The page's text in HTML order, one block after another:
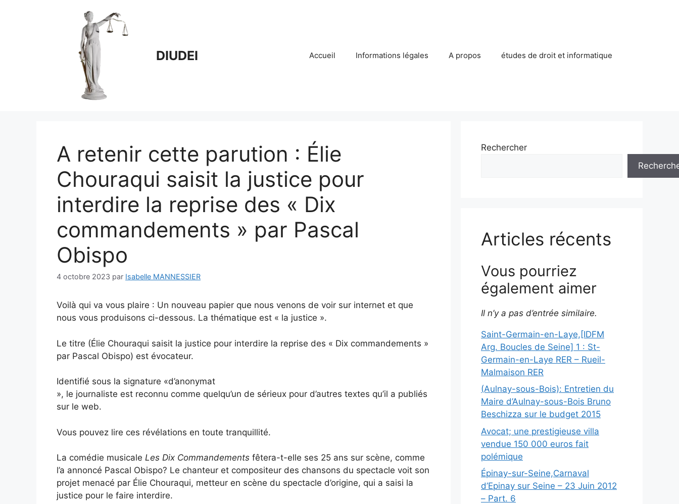
DIUDEI Accueil Informations légales A propos études de droit et informatique
A retenir cette parution : Élie
Chouraqui saisit la justice pour
interdire la reprise des « Dix
commandements » par Pascal
Obispo
4 octobre 2023 par Isabelle MANNESSIER
Voilà qui va vous plaire : Un nouveau papier que nous venons de voir sur internet et que
nous vous produisons ci-dessous. La thématique est « la justice ».
Le titre (Élie Chouraqui saisit la justice pour interdire la reprise des « Dix commandements »
par Pascal Obispo) est évocateur.
Identifié sous la signature «d’anonymat
», le journaliste est reconnu comme quelqu’un de sérieux pour d’autres textes qu’il a publiés
sur le web.
Vous pouvez lire ces révélations en toute tranquillité.
La comédie musicale Les Dix Commandements fêtera-t-elle ses 25 ans sur scène, comme
l’a annoncé Pascal Obispo? Le chanteur et compositeur des chansons du spectacle voit son
projet menacé par Élie Chouraqui, metteur en scène du spectacle d’origine, qui a saisi la
justice pour le faire interdire.
Rechercher
Articles récents
Vous pourriez
également aimer
Il n’y a pas d’entrée similaire.
Saint-Germain-en-Laye,[IDFM
Arg. Boucles de Seine] 1 : St-
Germain-en-Laye RER – Rueil-
Malmaison RER
(Aulnay-sous-Bois): Entretien du
Maire d’Aulnay-sous-Bois Bruno
Beschizza sur le budget 2015
Avocat; une prestigieuse villa
vendue 150 000 euros fait
polémique
Épinay-sur-Seine,Carnaval
d’Epinay sur Seine – 23 Juin 2012
– Part. 6